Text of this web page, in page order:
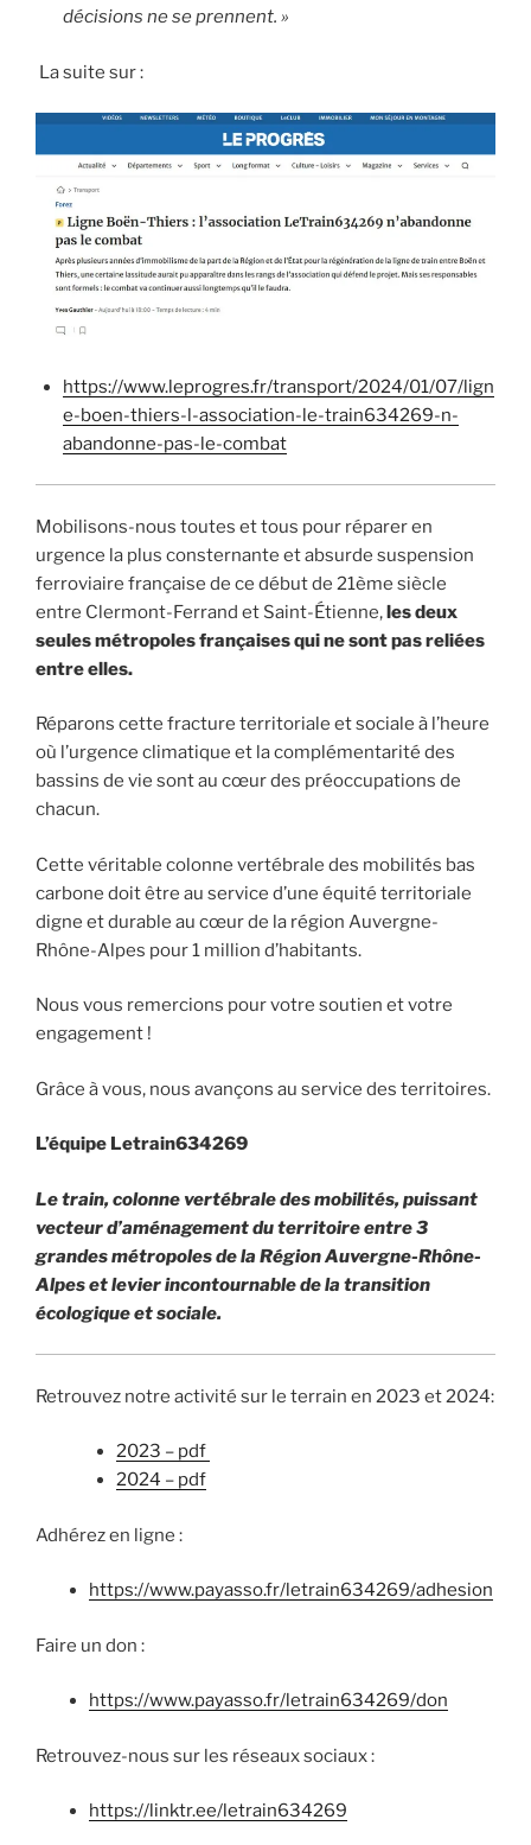
décisions ne se prennent. »
La suite sur :
https://www.leprogres.fr/transport/2024/01/07/lign
e-boen-thiers-l-association-le-train634269-n-
abandonne-pas-le-combat
Mobilisons-nous toutes et tous pour réparer en
urgence la plus consternante et absurde suspension
ferroviaire française de ce début de 21ème siècle
entre Clermont-Ferrand et Saint-Étienne,les deux
seules métropoles françaises qui ne sont pas reliées
entre elles.
Réparons cette fracture territoriale et sociale à l’heure
où l’urgence climatique et la complémentarité des
bassins de vie sont au cœur des préoccupations de
chacun.
Cette véritable colonne vertébrale des mobilités bas
carbone doit être au service d’une équité territoriale
digne et durable au cœur de la région Auvergne-
Rhône-Alpes pour 1 million d’habitants.
Nous vous remercions pour votre soutien et votre
engagement !
Grâce à vous, nous avançons au service des territoires.
L’équipe Letrain634269
Le train, colonne vertébrale des mobilités, puissant
vecteur d’aménagement du territoire entre 3
grandes métropoles de la Région Auvergne-Rhône-
Alpes et levier incontournable de la transition
écologique et sociale.
Retrouvez notre activité sur le terrain en 2023 et 2024:
2023 – pdf
2024 – pdf
Adhérez en ligne :
https://www.payasso.fr/letrain634269/adhesion
Faire un don :
https://www.payasso.fr/letrain634269/don
Retrouvez-nous sur les réseaux sociaux :
https://linktr.ee/letrain634269